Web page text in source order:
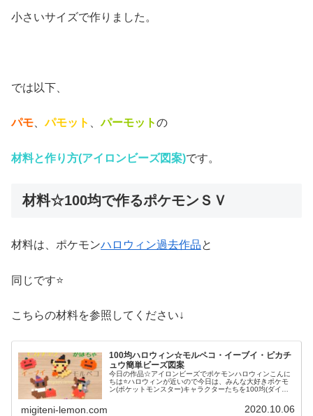
小さいサイズで作りました。
では以下、
パモ 、パモット 、パーモットの
材料と作り方(アイロンビーズ図案)です。
材料☆100均で作るポケモンＳＶ
材料は、ポケモンハロウィン過去作品と
同じです⭐
こちらの材料を参照してください↓
100均ハロウィン☆モルペコ・イーブイ・ピカチ
ュウ簡単ビーズ図案
今日の作品☆アイロンビーズでポケモンハロウィンこんに
ちは⭐ハロウィンが近いので今日は、みんな大好きポケモ
ン(ポケットモンスター)キャラクターたちを100均(ダイソ
migiteni-lemon.com 2020.10.06